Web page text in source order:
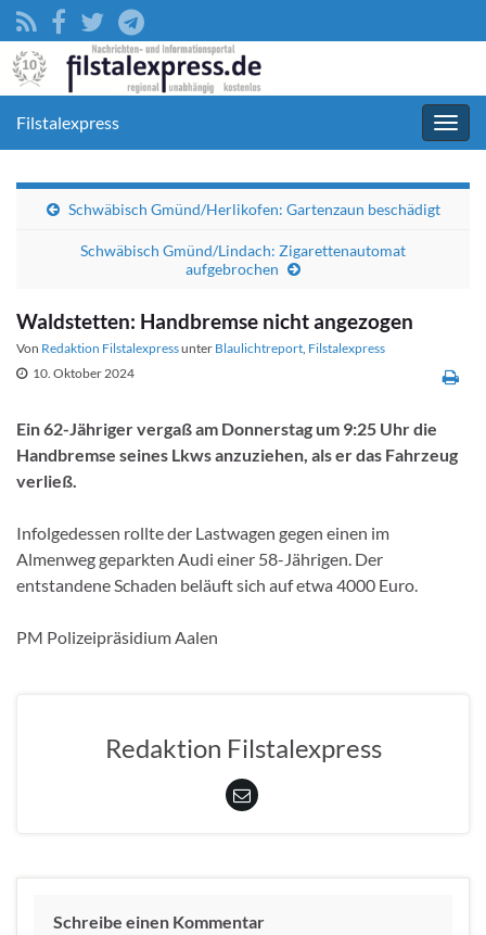
Filstalexpress
Schwäbisch Gmünd/Herlikofen: Gartenzaun beschädigt
Schwäbisch Gmünd/Lindach: Zigarettenautomat
aufgebrochen
Waldstetten: Handbremse nicht angezogen
Von Redaktion Filstalexpressunter Blaulichtreport, Filstalexpress
10. Oktober 2024
Ein 62-Jähriger vergaß am Donnerstag um 9:25 Uhr die
Handbremse seines Lkws anzuziehen, als er das Fahrzeug
verließ.
Infolgedessen rollte der Lastwagen gegen einen im
Almenweg geparkten Audi einer 58-Jährigen. Der
entstandene Schaden beläuft sich auf etwa 4000 Euro.
PM Polizeipräsidium Aalen
Redaktion Filstalexpress
Schreibe einen Kommentar